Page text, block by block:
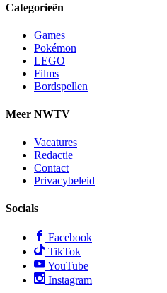
Categorieën
Games
Pokémon
LEGO
Films
Bordspellen
Meer NWTV
Vacatures
Redactie
Contact
Privacybeleid
Socials
Facebook
TikTok
YouTube
Instagram